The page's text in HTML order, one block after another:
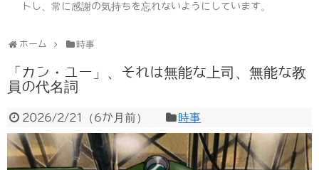
トし、常に感謝の気持ちを忘れないようにしています。
ホーム 時事
「カン・ユー」、それは無能な上司、無能な教
員の代名詞
2026/2/21 （6か月前） 時事